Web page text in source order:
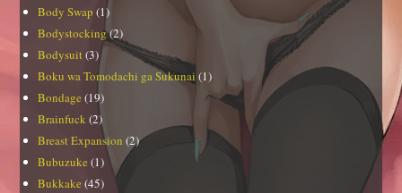
Body Swap (1)
Bodystocking(2)
Bodysuit(3)
Boku wa Tomodachi ga Sukunai (1)
Bondage (19)
Brainfuck (2)
Breast Expansion (2)
Bubuzuke (1)
Bukkake (45)